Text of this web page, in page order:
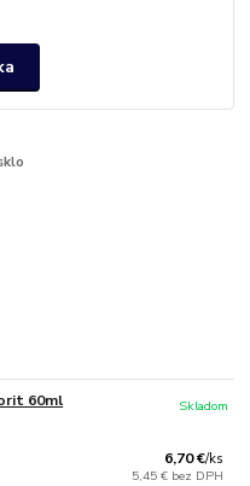
60ml
6,70 €/ks
5,45 € bez DPH
Skladom